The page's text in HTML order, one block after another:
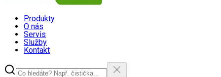
Produkty
O nás
Servis
Služby
Kontakt